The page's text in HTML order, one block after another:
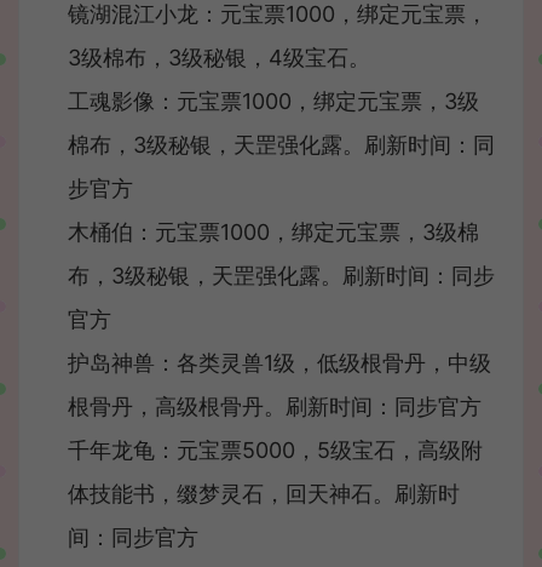
镜湖混江小龙：元宝票1000，绑定元宝票，
3级棉布，3级秘银，4级宝石。
工魂影像：元宝票1000，绑定元宝票，3级
棉布，3级秘银，天罡强化露。刷新时间：同
步官方
木桶伯：元宝票1000，绑定元宝票，3级棉
布，3级秘银，天罡强化露。刷新时间：同步
官方
护岛神兽：各类灵兽1级，低级根骨丹，中级
根骨丹，高级根骨丹。刷新时间：同步官方
千年龙龟：元宝票5000，5级宝石，高级附
体技能书，缀梦灵石，回天神石。刷新时
间：同步官方